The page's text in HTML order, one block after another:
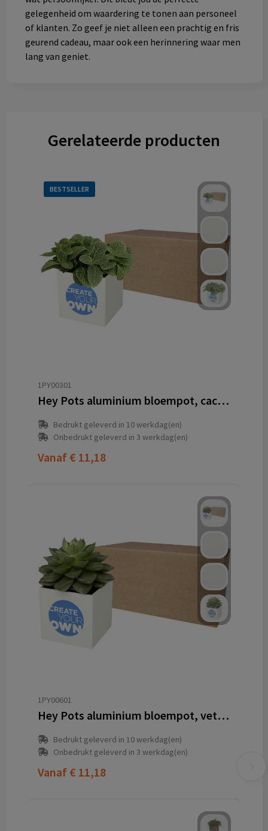
gelegenheid om waardering te tonen aan personeel
of klanten. Zo geef je niet alleen een prachtig en fris
geurend cadeau, maar ook een herinnering waar men
lang van geniet.
Gerelateerde producten
BESTSELLER
1PY00301
Hey Pots aluminium bloempot, cactus
Bedrukt geleverd in 10 werkdag(en)
Onbedrukt geleverd in 3 werkdag(en)
Vanaf € 11,18
1PY00601
Hey Pots aluminium bloempot, vetplant
Bedrukt geleverd in 10 werkdag(en)
Onbedrukt geleverd in 3 werkdag(en)
Vanaf € 11,18